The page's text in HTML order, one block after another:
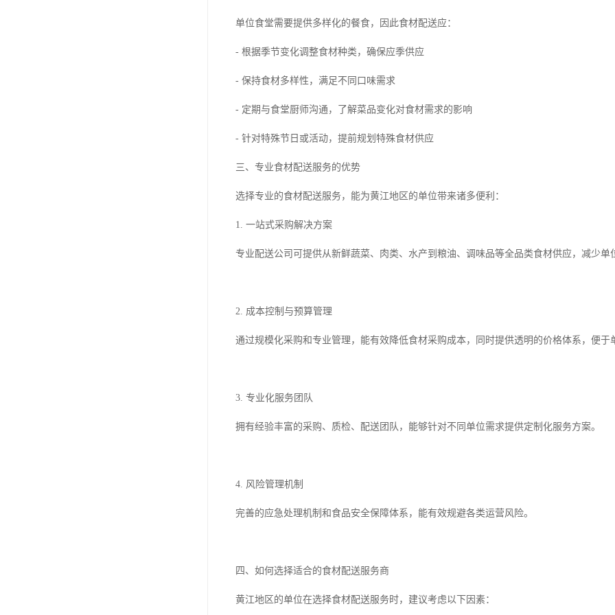
单位食堂需要提供多样化的餐食，因此食材配送应：
- 根据季节变化调整食材种类，确保应季供应
- 保持食材多样性，满足不同口味需求
- 定期与食堂厨师沟通，了解菜品变化对食材需求的影响
- 针对特殊节日或活动，提前规划特殊食材供应
三、专业食材配送服务的优势
选择专业的食材配送服务，能为黄江地区的单位带来诸多便利：
1. 一站式采购解决方案
专业配送公司可提供从新鲜蔬菜、肉类、水产到粮油、调味品等全品类食材供应，减少单
2. 成本控制与预算管理
通过规模化采购和专业管理，能有效降低食材采购成本，同时提供透明的价格体系，便于
3. 专业化服务团队
拥有经验丰富的采购、质检、配送团队，能够针对不同单位需求提供定制化服务方案。
4. 风险管理机制
完善的应急处理机制和食品安全保障体系，能有效规避各类运营风险。
四、如何选择适合的食材配送服务商
黄江地区的单位在选择食材配送服务时，建议考虑以下因素：